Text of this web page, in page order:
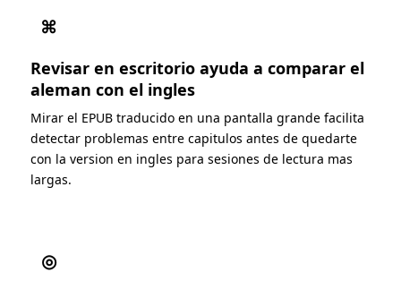
⌘
Revisar en escritorio ayuda a comparar el
aleman con el ingles
Mirar el EPUB traducido en una pantalla grande facilita
detectar problemas entre capitulos antes de quedarte
con la version en ingles para sesiones de lectura mas
largas.
◎